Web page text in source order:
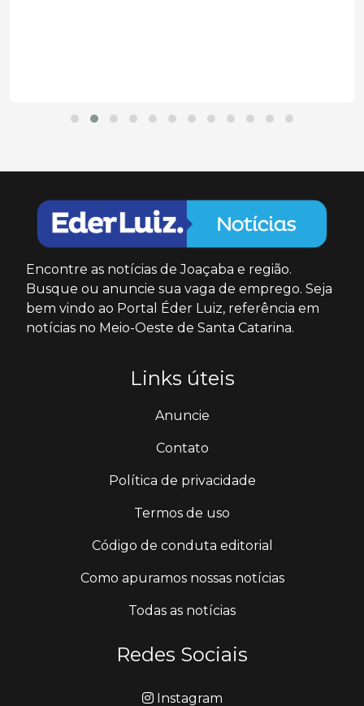
Encontre as notícias de Joaçaba e região.
Busque ou anuncie sua vaga de emprego. Seja
bem vindo ao Portal Éder Luiz, referência em
notícias no Meio-Oeste de Santa Catarina.
Links úteis
Anuncie
Contato
Política de privacidade
Termos de uso
Código de conduta editorial
Como apuramos nossas notícias
Todas as notícias
Redes Sociais
Instagram